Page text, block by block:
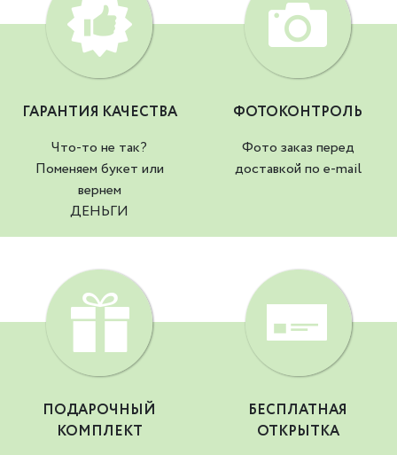
ГАРАНТИЯ КАЧЕСТВА
Что-то не так?
Поменяем букет или
вернем
ДЕНЬГИ
ФОТОКОНТРОЛЬ
Фото заказ перед
доставкой по e-mail
ПОДАРОЧНЫЙ
КОМПЛЕКТ
БЕСПЛАТНАЯ
ОТКРЫТКА